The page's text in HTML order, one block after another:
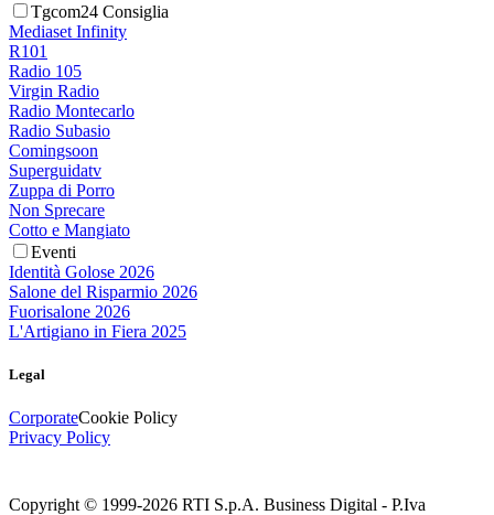
Tgcom24 Consiglia
Mediaset Infinity
R101
Radio 105
Virgin Radio
Radio Montecarlo
Radio Subasio
Comingsoon
Superguidatv
Zuppa di Porro
Non Sprecare
Cotto e Mangiato
Eventi
Identità Golose 2026
Salone del Risparmio 2026
Fuorisalone 2026
L'Artigiano in Fiera 2025
Legal
CorporateCookie Policy
Privacy Policy
Copyright © 1999-2026 RTI S.p.A. Business Digital - P.Iva